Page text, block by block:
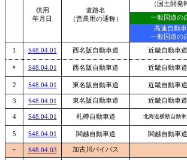
供用
年月日
道路名
（営業用の通称）
（国土開発
一般国道の
高速自動
一般国道の
1 S48.04.01 西名阪自動車道 近畿自動車道
〃 S48.04.01 西名阪自動車道 近畿自動車道
2 S48.04.01 東名阪自動車道 近畿自動車道
3 S48.04.01 東名阪自動車道 近畿自動車道
4 S48.04.01 札樽自動車道 北海道横断自動
5 S48.04.01 関越自動車道 関越自動車道
－ S48.04.03 加古川バイパス